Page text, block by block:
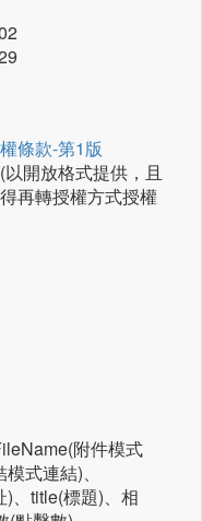
條款-第1版
開放格式提供，且
再轉授權方式授權
附件模式
式連結)、
、title(標題)、相